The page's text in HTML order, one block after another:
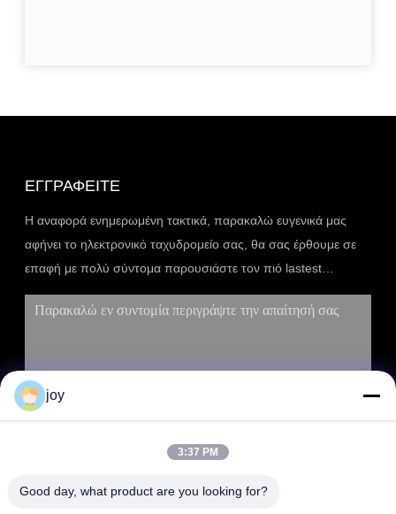
ΕΓΓΡΑΦΕΊΤΕ
Η αναφορά ενημερωμένη τακτικά, παρακαλώ ευγενικά μας
αφήνει το ηλεκτρονικό ταχυδρομείο σας, θα σας έρθουμε σε
επαφή με πολύ σύντομα παρουσιάστε τον πιό lastest
κατάλογο.
joy
3:37 PM
Good day, what product are you looking for?